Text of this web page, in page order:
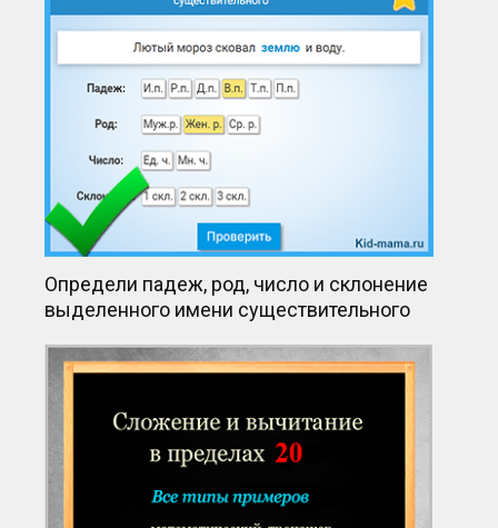
Определи падеж, род, число и склонение
выделенного имени существительного